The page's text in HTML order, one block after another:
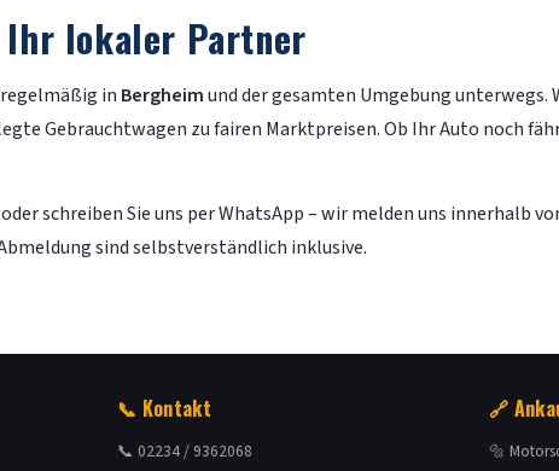
lokaler Partner
in Bergheimund der gesamten Umgebung unterwegs.
Gebrauchtwagen zu fairen Marktpreisen. Ob Ihr Auto noch
oder schreiben Sie uns per WhatsApp – wir melden uns innerhalb
sind selbstverständlich inklusive.
📞 Kontakt
📞 02234 / 9362068
🔗
🔩